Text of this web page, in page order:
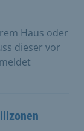
Haus oder
dieser vor